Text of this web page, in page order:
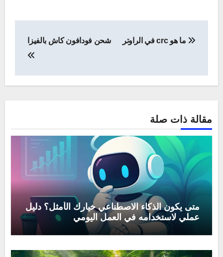
المقالات
ما هو crc في الراوتر شحن فودافون كاش بالفيزا
مقالة ذات صلة
متى يكون الذكاء الاصطناعي خيارك الأمثل؟ دليل
عملي لاستخدامه في العمل اليومي